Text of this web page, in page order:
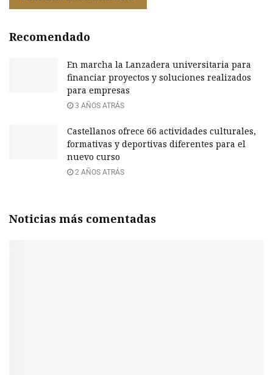
Recomendado
En marcha la Lanzadera universitaria para
financiar proyectos y soluciones realizados
para empresas
3 AÑOS ATRÁS
Castellanos ofrece 66 actividades culturales,
formativas y deportivas diferentes para el
nuevo curso
2 AÑOS ATRÁS
Noticias más comentadas